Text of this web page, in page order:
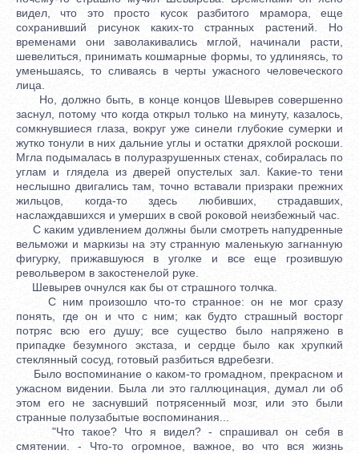
видел, что это просто кусок разбитого мрамора, еще
сохранивший рисунок каких-то странных растений. Но
временами они заволакивались мглой, начинали расти,
шевелиться, принимать кошмарные формы, то удлиняясь, то
уменьшаясь, то сливаясь в черты ужасного человеческого
лица.
Но, должно быть, в конце концов Шевырев совершенно
заснул, потому что когда открыл только на минуту, казалось,
сомкнувшиеся глаза, вокруг уже синели глубокие сумерки и
жутко тонули в них дальние углы и остатки дряхлой роскоши.
Мгла подымалась в полуразрушенных стенах, собиралась по
углам и глядела из дверей опустелых зал. Какие-то тени
неслышно двигались там, точно вставали призраки прежних
жильцов, когда-то здесь любивших, страдавших,
наслаждавшихся и умерших в свой роковой неизбежный час.
С каким удивлением должны были смотреть напудренные
вельможи и маркизы на эту странную маленькую загнанную
фигурку, прижавшуюся в уголке и все еще грозившую
револьвером в закостенелой руке.
Шевырев очнулся как бы от страшного толчка.
С ним произошло что-то странное: он не мог сразу
понять, где он и что с ним; как будто страшный восторг
потряс всю его душу; все существо было напряжено в
припадке безумного экстаза, и сердце было как хрупкий
стеклянный сосуд, готовый разбиться вдребезги.
Было воспоминание о каком-то громадном, прекрасном и
ужасном видении. Была ли это галлюцинация, думал ли об
этом его не заснувший потрясенный мозг, или это были
странные полузабытые воспоминания...
"Что такое? Что я видел? - спрашивал он себя в
смятении. - Что-то огромное, важное, во что вся жизнь